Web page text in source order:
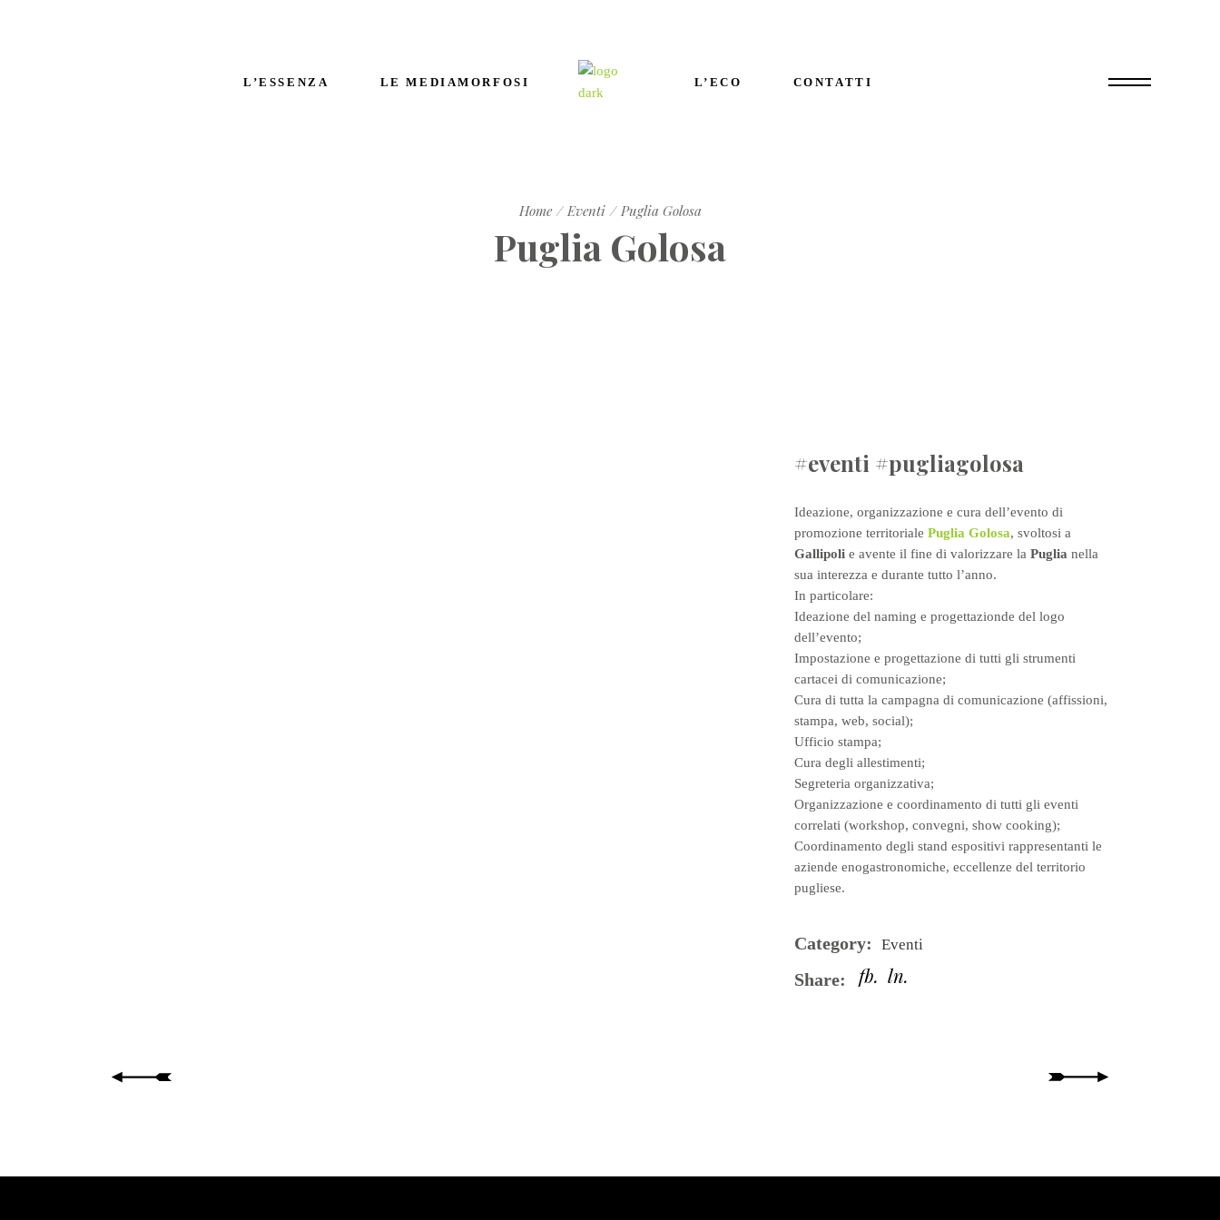
L’ESSENZA LE MEDIAMORFOSI L’ECO CONTATTI
Home Eventi Puglia Golosa
Puglia Golosa
#eventi #pugliagolosa
Ideazione, organizzazione e cura dell’evento di
promozione territorialePuglia Golosa, svoltosi a
Gallipoli e avente il fine di valorizzare laPuglianella
sua interezza e durante tutto l’anno.
In particolare:
Ideazione del naming e progettazionde del logo
dell’evento;
Impostazione e progettazione di tutti gli strumenti
cartacei di comunicazione;
Cura di tutta la campagna di comunicazione (affissioni,
stampa, web, social);
Ufficio stampa;
Cura degli allestimenti;
Segreteria organizzativa;
Organizzazione e coordinamento di tutti gli eventi
correlati (workshop, convegni, show cooking);
Coordinamento degli stand espositivi rappresentanti le
aziende enogastronomiche, eccellenze del territorio
pugliese.
Category: Eventi
Share: fb ln